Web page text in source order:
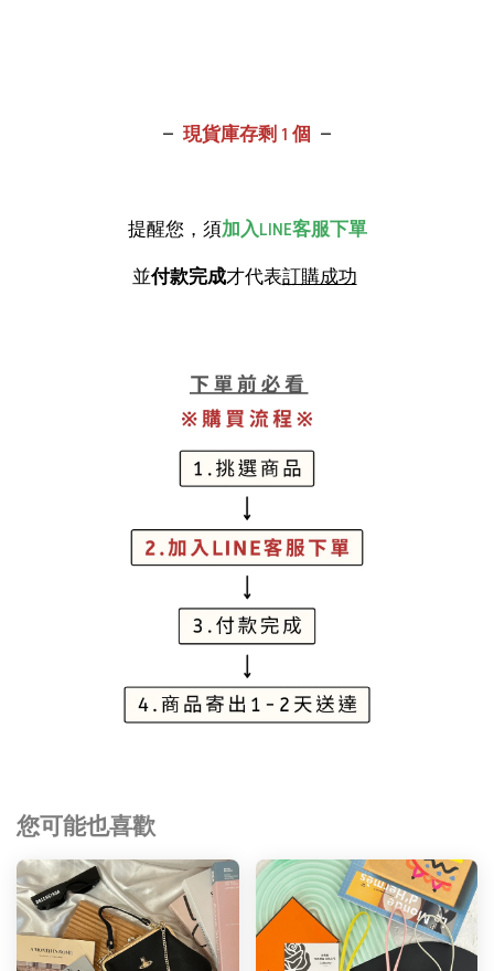
— 現貨庫存剩 1 個 —
提醒您，須加入LINE客服下單
並付款完成才代表訂購成功
您可能也喜歡